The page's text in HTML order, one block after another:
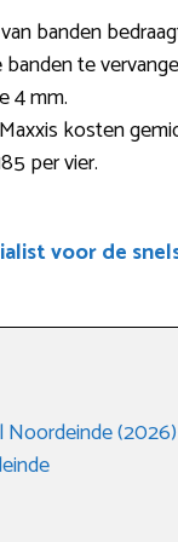
banden
te
4 mm.
kosten
per vier.
voor de
Noordeinde (2026)